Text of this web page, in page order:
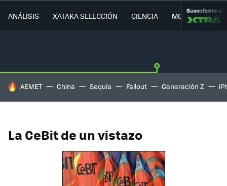
ANÁLISIS XATAKA SELECCIÓN CIENCIA MOVILIDAD
Suscríbete a
HOY SE HABLA DE
AEMET China Sequía Fallout Generación Z
La CeBit de un vistazo